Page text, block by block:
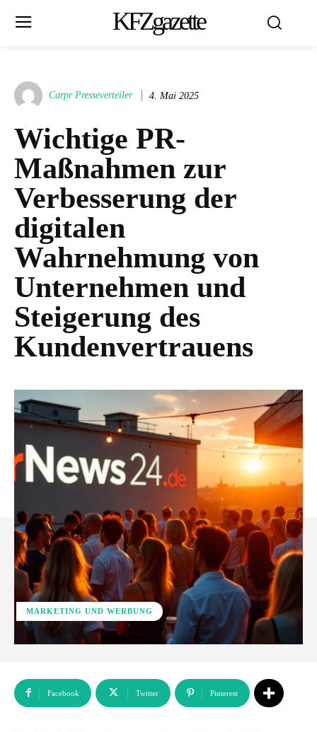
KFZgazette
Carpr Presseverteiler 4. Mai 2025
Wichtige PR-
Maßnahmen zur
Verbesserung der
digitalen
Wahrnehmung von
Unternehmen und
Steigerung des
Kundenvertrauens
MARKETING UND WERBUNG
Facebook Twitter Pinterest